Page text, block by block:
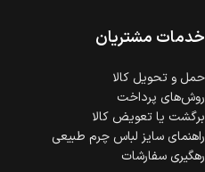
است.
گارانتی معتبر برای تمامی
خدمات مشتریان
حمل‌ و تحویل کالا
روش‌های پرداخت
برگشت یا تعویض کالا
راهنمای سایز لباس چرم طبیعی
رهگیری سفارشات